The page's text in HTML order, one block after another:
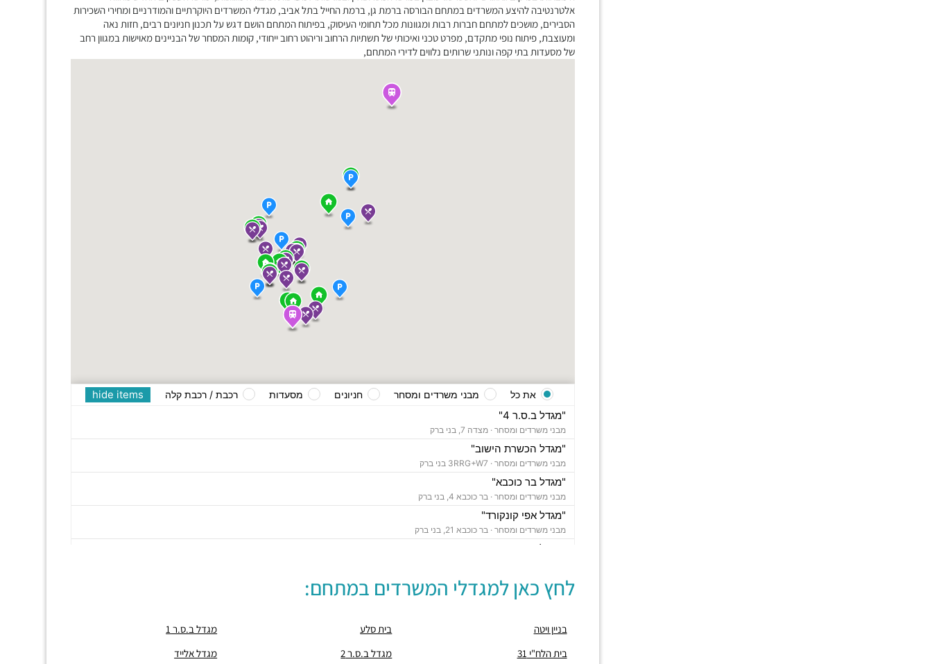
אלטרנטיבה להיצע המשרדים במתחם הבורסה ברמת גן, ברמת החייל בתל אביב, מגדלי המשרדים היוקרתיים והמודרניים ומחירי השכירות
הסבירים, מושכים למתחם חברות רבות ומגוונות מכל תחומי העיסוק, בפיתוח המתחם הושם דגש על תכנון חניונים רבים, חזות נאה
ומעוצבת, פיתוח נופי מתקדם, מפרט טכני ואיכותי של תשתיות הרחוב וריהוט רחוב ייחודי, קומות המסחר של הבניינים מאוישות במגוון רחב
של מסעדות בתי קפה ונותני שרותים נלווים לדירי המתחם,
"מגדל ב.ס.ר 4"
מבני משרדים ומסחר · מצדה 7, בני ברק
"מגדל הכשרת הישוב"
מבני משרדים ומסחר ·
"מגדל בר כוכבא"
מבני משרדים ומסחר · בר כוכבא 4, בני ברק
"מגדל אפי קונקורד"
מבני משרדים ומסחר · בר כוכבא 21, בני ברק
"מגדל צ'מפיון"
"בית סלע"
מבני משרדים ומסחר ·ברוך הירש 14, בני ברק
מבני משרדים ומסחר ·
"בית ישראכרט" (STUDIO TOWER)
hide items את כל מבני משרדים ומסחר חניונים מסעדות רכבת / רכבת קלה
לחץ כאן למגדלי המשרדים במתחם:
בניין ויטה בית סלע
מגדל ב.ס.ר 1
בית הלח"י 31
מגדל ב.ס.ר 2 מגדל אלייד